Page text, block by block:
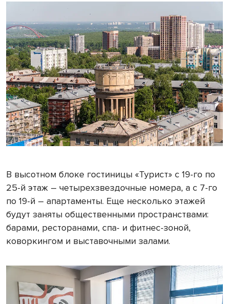
В высотном блоке гостиницы «Турист» с 19-го по
25-й этаж – четырехзвездочные номера, а с 7-го
по 19-й – апартаменты. Еще несколько этажей
будут заняты общественными пространствами:
барами, ресторанами, спа- и фитнес-зоной,
коворкингом и выставочными залами.